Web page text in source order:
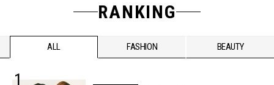
RANKING
ALL FASHION BEAUTY